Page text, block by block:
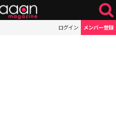
ログイン メンバー登録